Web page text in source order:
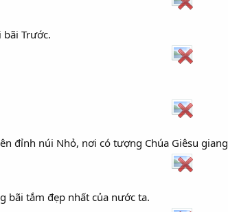
bãi Trước.
đỉnh núi Nhỏ, nơi có tượng Chúa Giêsu
bãi tắm đẹp nhất của nước ta.